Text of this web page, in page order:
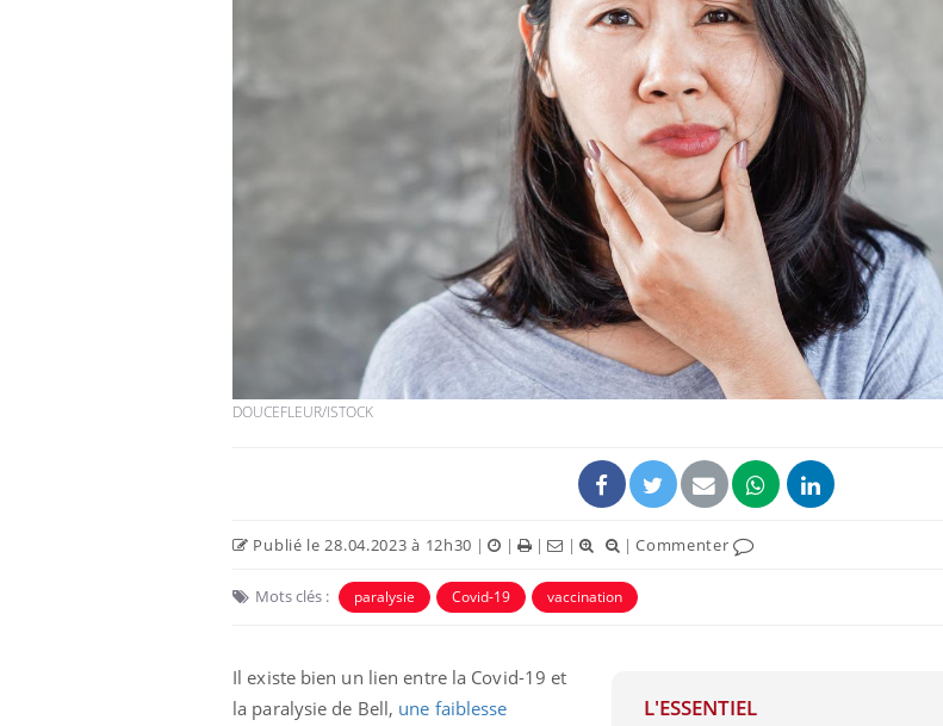
DOUCEFLEUR/ISTOCK
Publié le 28.04.2023 à 12h30 | | | | |Commenter
Mots clés : paralysie Covid-19 vaccination
L'ESSENTIEL
Il existe bien un lien entre la Covid-19 et
la paralysie de Bell, une faiblesse